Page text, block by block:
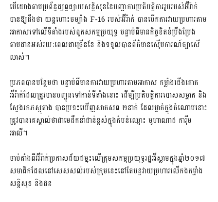
បើយោងតាមប្រព័ន្ធផ្សព្វផ្សាយសន្តិសុខនៃបញ្ជាការប្រតិបត្តិការរួមរបស់អ៊ីរ៉ាក់
បានឱ្យដឹងថា យន្តហោះចម្បាំង F-16 របស់អ៊ីរ៉ាក់ បានបើកការវាយប្រហារតាម
អាកាសទៅលើទីតាំងរបស់ពួកសកម្មប្រយុទ្ធ បន្ទាប់ពីមានកិច្ចខិតខំប្រឹងប្រែង
តាមដានអស់រយៈពេលជាច្រើនខែ និងទទួលបានព័ត៌មានស៊ើបការណ៍ច្បាសើ
លាស់។
ប្រភពបានបន្ថែមថា បន្ទាប់ពីមានការវាយប្រហារតាមអាកាស កម្លាំងជើងគោក
អ៊ីរ៉ាក់ដែលត្រូវបានបញ្ជូនទៅកាន់ទីតាំងនោះ ដើម្បីប្រតិបត្តិការបោសសម្អាត និង
ស្វែងរកភស្ដុតាង បានប្រទះឃើញសាកសព ២នាក់ ដែលម្នាក់ក្នុងចំណោមនោះ
ត្រូវបានគេស្គាល់ថាជាមេដឹកនាំជាន់ខ្ពស់ក្នុងតំបន់ឈ្មោះ មូហាណាដ ការ៉ីម
អាលី។
ចាប់តាំងពីអ៊ីរ៉ាក់ប្រកាសជ័យជម្នះលើក្រុមសកម្មប្រយុទ្ធរដ្ឋអ៊ីស្លាមក្នុងឆ្នាំ២០១៧
សមាជិកដែលនៅសេសសល់របស់ក្រុមនេះនៅតែបន្តវាយប្រហារលើកងកម្លាំង
សន្តិសុខ និងជន